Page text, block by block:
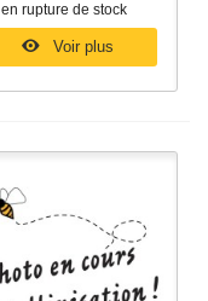
en rupture de stock
Voir plus